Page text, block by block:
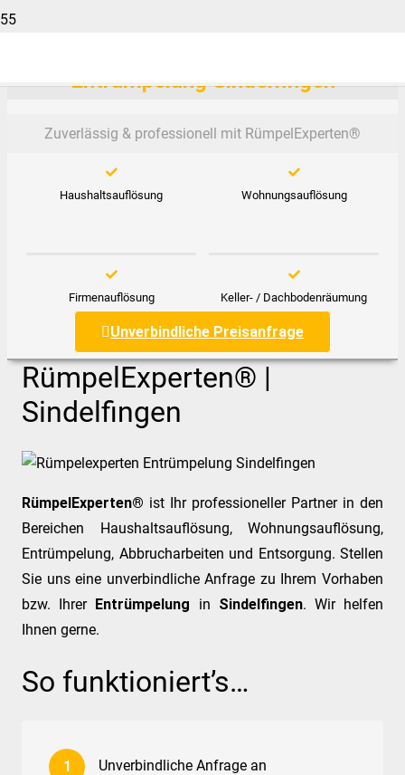
Entrümpelung Sindelfingen
Zuverlässig & professionell mit RümpelExperten®️
Haushaltsauflösung Wohnungsauflösung
Firmenauflösung Keller- / Dachbodenräumung
Unverbindliche Preisanfrage
RümpelExperten® |
Sindelfingen
RümpelExperten® ist Ihr professioneller Partner in den
Bereichen Haushaltsauflösung, Wohnungsauflösung,
Entrümpelung, Abbrucharbeiten und Entsorgung. Stellen
Sie uns eine unverbindliche Anfrage zu Ihrem Vorhaben
bzw. Ihrer Entrümpelung in Sindelfingen. Wir helfen
Ihnen gerne.
So funktioniert’s…
Unverbindliche Anfrage an